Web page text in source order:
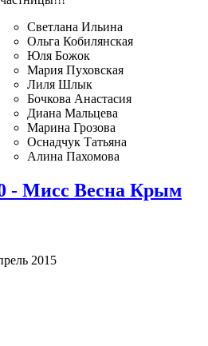
Светлана Ильина
Ольга Кобилянская
Юля Божок
Мария Пуховская
Лиля Шлык
Бочкова Анастасия
Диана Мальцева
Марина Грозова
Оснадчук Татьяна
Алина Пахомова
- Мисс Весна Крым
2015